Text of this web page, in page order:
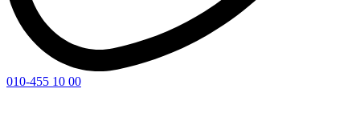
010-455 10 00